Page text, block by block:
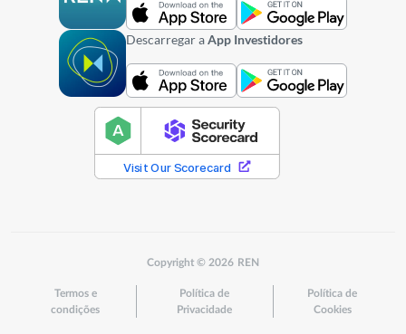
Descarregar aApp Investidores
Copyright © 2026 REN
Termos e
condições
Política de
Privacidade
Política de
Cookies